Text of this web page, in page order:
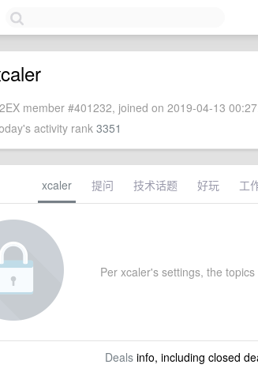
member #401232, joined on 2019-04-13
activity rank 3351
xcaler 提问 技术话题 好玩 工
Per xcaler's settings, the
Dealsinfo, including closed